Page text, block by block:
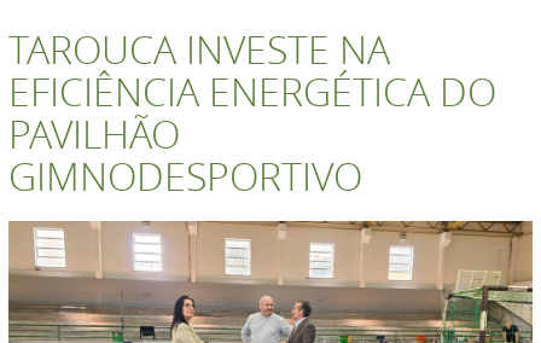
TAROUCA INVESTE NA
EFICIÊNCIA ENERGÉTICA DO
PAVILHÃO
GIMNODESPORTIVO